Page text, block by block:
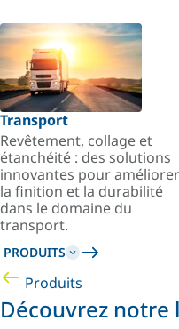
Transport
Revêtement, collage et
étanchéité : des solutions
innovantes pour améliorer
la finition et la durabilité
dans le domaine du
transport.
PRODUITS
Produits
Découvrez notre